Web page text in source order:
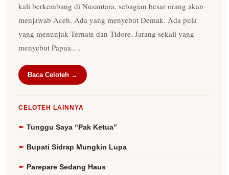
kali berkembang di Nusantara, sebagian besar orang akan
menjawab Aceh. Ada yang menyebut Demak. Ada pula
yang menunjuk Ternate dan Tidore. Jarang sekali yang
menyebut Papua.…
Baca Celoteh →
CELOTEH LAINNYA
Tunggu Saya “Pak Ketua”
Bupati Sidrap Mungkin Lupa
Parepare Sedang Haus